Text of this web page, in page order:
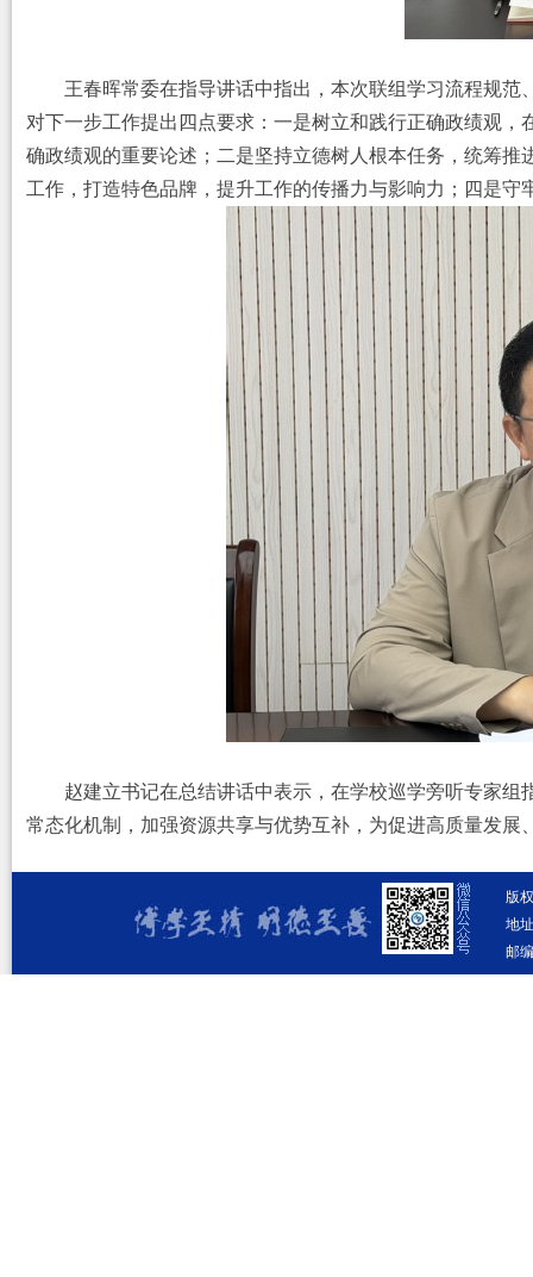
王春晖常委在指导讲话中指出，本次联组学习流程规
对下一步工作提出四点要求：一是树立和践行正确政绩观
确政绩观的重要论述；二是坚持立德树人根本任务，统筹
工作，打造特色品牌，提升工作的传播力与影响力；四是
赵建立书记在总结讲话中表示，在学校巡学旁听专家
常态化机制，加强资源共享与优势互补，为促进高质量发展
版
地
邮